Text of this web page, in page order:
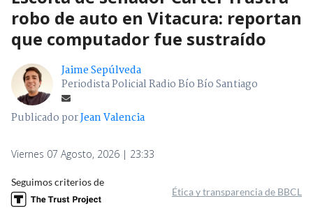
robo de auto en Vitacura: reportan
que computador fue sustraído
Jaime Sepúlveda
Periodista Policial Radio Bío Bío Santiago
Publicado porJean Valencia
Viernes 07 Agosto, 2026 | 23:33
Seguimos criterios de
Ética y transparencia de BBCL